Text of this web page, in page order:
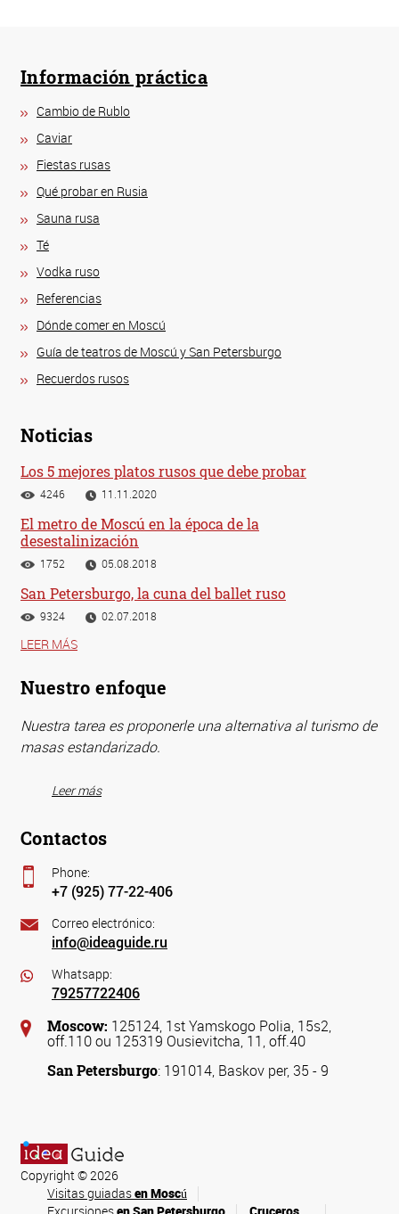
Información práctica
Cambio de Rublo
Caviar
Fiestas rusas
Qué probar en Rusia
Sauna rusa
Té
Vodka ruso
Referencias
Dónde comer en Moscú
Guía de teatros de Moscú y San Petersburgo
Recuerdos rusos
Noticias
Los 5 mejores platos rusos que debe probar
4246 11.11.2020
El metro de Moscú en la época de la
desestalinización
1752 05.08.2018
San Petersburgo, la cuna del ballet ruso
9324 02.07.2018
LEER MÁS
Nuestro enfoque
Nuestra tarea es proponerle una alternativa al turismo de
masas estandarizado.
Leer más
Contactos
Phone:
+7 (925) 77-22-406
Correo electrónico:
info@ideaguide.ru
Whatsapp:
79257722406
Moscow: 125124, 1st Yamskogo Polia, 15s2,
off.110 ou 125319 Ousievitcha, 11, off.40
San Petersburgo: 191014, Baskov per, 35 - 9
Copyright © 2026
Visitas guiadasen Moscú